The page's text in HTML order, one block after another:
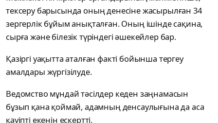
тексеру барысында оның денесіне жасырылған 34
зергерлік бұйым анықталған. Оның ішінде сақина,
сырға және білезік түріндегі әшекейлер бар.
Қазіргі уақытта аталған факті бойынша тергеу
амалдары жүргізілуде.
Ведомство мұндай тәсілдер кеден заңнамасын
бұзып қана қоймай, адамның денсаулығына да аса
қауіпті екенін ескертті.